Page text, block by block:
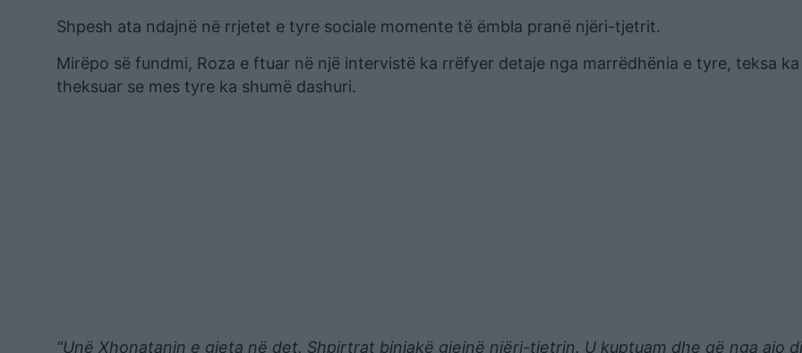
Shpesh ata ndajnë në rrjetet e tyre sociale momente të ëmbla pranë njëri-tjetrit.
Mirëpo së fundmi, Roza e ftuar në një intervistë ka rrëfyer detaje nga marrëdhënia e tyre, teksa ka
theksuar se mes tyre ka shumë dashuri.
“Unë Xhonatanin e gjeta në det. Shpirtrat binjakë gjejnë njëri-tjetrin. U kuptuam dhe që nga ajo